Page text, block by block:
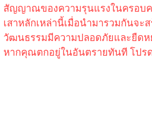
สัญญาณของความรุนแรงในครอบ
เสาหลักเหล่านี้เมื่อนำมารวมกันจ
วัฒนธรรมมีความปลอดภัยและยืด
หากคุณตกอยู่ในอันตรายทันที โปร